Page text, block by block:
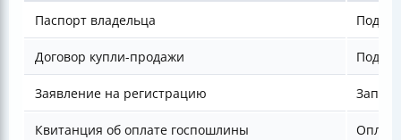
Паспорт владельца
Договор купли-продажи
Заявление на регистрацию
Квитанция об оплате госпошлины